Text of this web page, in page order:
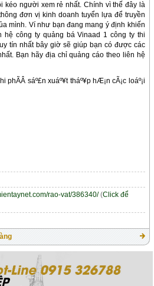
kéo người xem rẻ nhất. Chính vì thế đây là
đơn vị kinh doanh tuyển lựa để truyền
mình. Ví như bạn đang mang ý định khiến
hệ công ty quảng bá Vinaad 1 công ty thi
tín nhất bây giờ sẽ giúp bạn có được các
Bạn hãy địa chỉ quảng cáo theo liên hệ
rao-vat/386340/(Click để